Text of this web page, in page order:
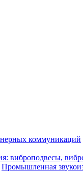
коммуникаций
виброподвесы,
Промышленная